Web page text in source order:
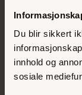
Du blir sikkert
innhold og
sosiale
Så, kort
komponent for
vurdert av